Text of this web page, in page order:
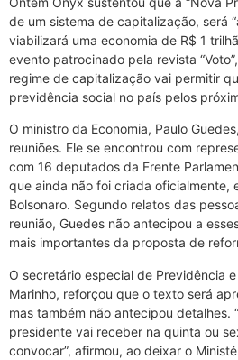
de um sistema de capitalização, será
viabilizará uma economia de R$ 1
evento patrocinado pela revista
regime de capitalização vai permitir
previdência social no país pelos
O ministro da Economia, Paulo
reuniões. Ele se encontrou com
com 16 deputados da Frente
que ainda não foi criada oficialmente,
Bolsonaro. Segundo relatos das
reunião, Guedes não antecipou a
mais importantes da proposta de
O secretário especial de Previdência
Marinho, reforçou que o texto será
mas também não antecipou detalhes.
presidente vai receber na quinta ou
convocar”, afirmou, ao deixar o